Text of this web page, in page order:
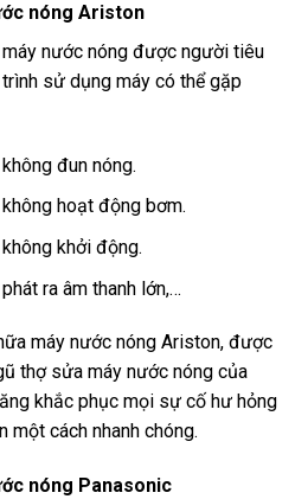
nóng Ariston
nước nóng được người tiêu
sử dụng máy có thể gặp
đun nóng.
hoạt động bơm.
khởi động.
ra âm thanh lớn,…
máy nước nóng Ariston, được
thợ sửa máy nước nóng của
khắc phục mọi sự cố hư hỏng
một cách nhanh chóng.
nóng Panasonic